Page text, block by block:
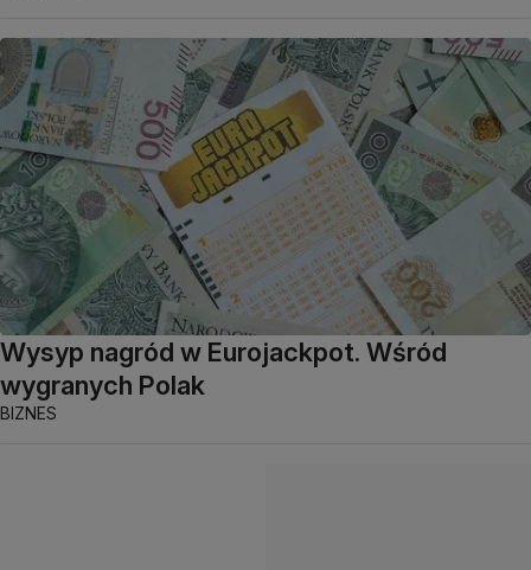
Wysyp nagród w Eurojackpot. Wśród
wygranych Polak
BIZNES